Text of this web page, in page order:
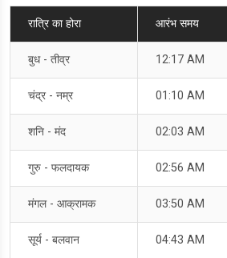
रात्रि का होरा आरंभ समय
बुध - तीव्र 12:17 AM
चंद्र - नम्र 01:10 AM
शनि - मंद 02:03 AM
गुरु - फलदायक 02:56 AM
मंगल - आक्रामक 03:50 AM
सूर्य - बलवान 04:43 AM